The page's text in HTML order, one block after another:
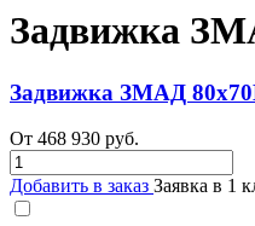
Задвижка
Задвижка ЗМАД
От 468 930 руб.
Добавить в заказ Заявка в 1